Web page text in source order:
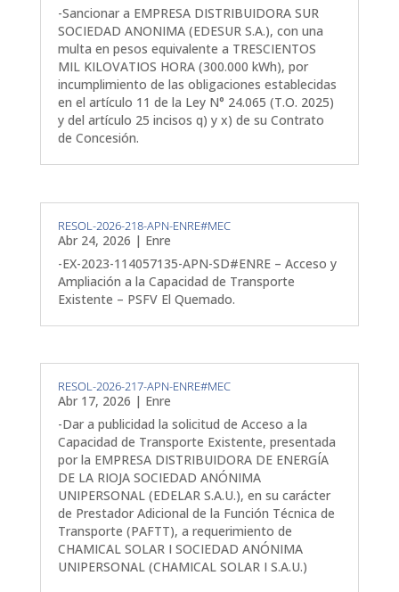
-Sancionar a EMPRESA DISTRIBUIDORA SUR
SOCIEDAD ANONIMA (EDESUR S.A.), con una
multa en pesos equivalente a TRESCIENTOS
MIL KILOVATIOS HORA (300.000 kWh), por
incumplimiento de las obligaciones establecidas
en el artículo 11 de la Ley N° 24.065 (T.O. 2025)
y del artículo 25 incisos q) y x) de su Contrato
de Concesión.
RESOL-2026-218-APN-ENRE#MEC
Abr 24, 2026 | Enre
-EX-2023-114057135-APN-SD#ENRE – Acceso y
Ampliación a la Capacidad de Transporte
Existente – PSFV El Quemado.
RESOL-2026-217-APN-ENRE#MEC
Abr 17, 2026 | Enre
-Dar a publicidad la solicitud de Acceso a la
Capacidad de Transporte Existente, presentada
por la EMPRESA DISTRIBUIDORA DE ENERGÍA
DE LA RIOJA SOCIEDAD ANÓNIMA
UNIPERSONAL (EDELAR S.A.U.), en su carácter
de Prestador Adicional de la Función Técnica de
Transporte (PAFTT), a requerimiento de
CHAMICAL SOLAR I SOCIEDAD ANÓNIMA
UNIPERSONAL (CHAMICAL SOLAR I S.A.U.)